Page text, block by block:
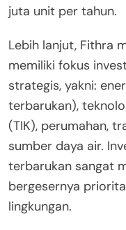
juta unit per tahun.
Lebih lanjut, Fithra
memiliki fokus
strategis, yakni:
terbarukan),
(TIK), perumahan,
sumber daya air.
terbarukan sangat
bergesernya
lingkungan.